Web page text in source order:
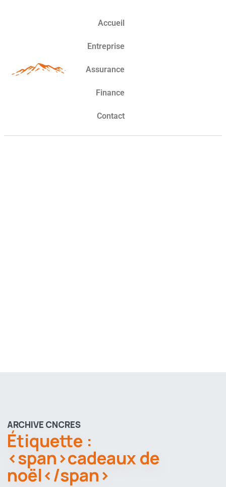
Accueil
Entreprise
Assurance
Finance
Contact
ARCHIVE CNCRES
Étiquette :
<span>cadeaux de
noël</span>